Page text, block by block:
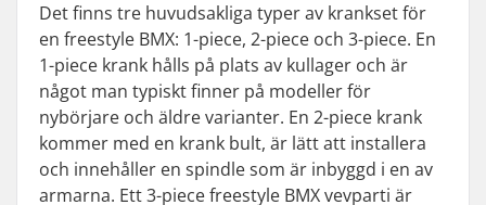
Det finns tre huvudsakliga typer av krankset för
en freestyle BMX: 1-piece, 2-piece och 3-piece. En
1-piece krank hålls på plats av kullager och är
något man typiskt finner på modeller för
nybörjare och äldre varianter. En 2-piece krank
kommer med en krank bult, är lätt att installera
och innehåller en spindle som är inbyggd i en av
armarna. Ett 3-piece freestyle BMX vevparti är